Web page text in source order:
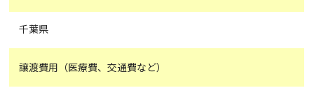
千葉県
譲渡費用（医療費、交通費など）